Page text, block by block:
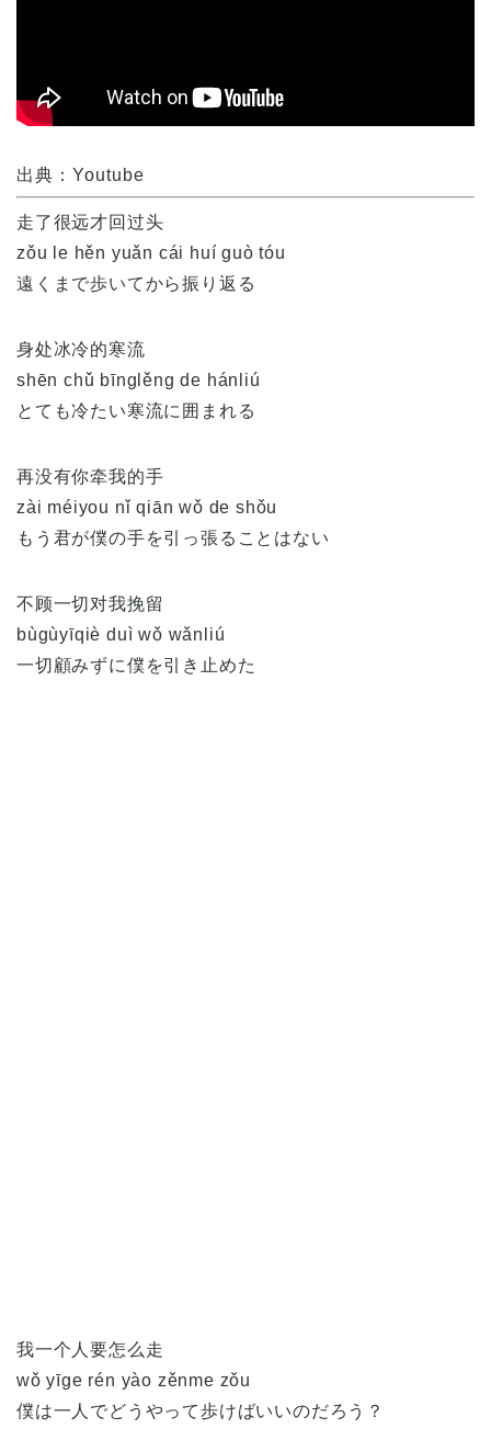
出典：Youtube
走了很远才回过头
zǒu le hěn yuǎn cái huí guò tóu
遠くまで歩いてから振り返る
身处冰冷的寒流
shēn chǔ bīnglěng de hánliú
とても冷たい寒流に囲まれる
再没有你牵我的手
zài méiyou nǐ qiān wǒ de shǒu
もう君が僕の手を引っ張ることはない
不顾一切对我挽留
bùgùyīqiè duì wǒ wǎnliú
一切顧みずに僕を引き止めた
我一个人要怎么走
wǒ yīge rén yào zěnme zǒu
僕は一人でどうやって歩けばいいのだろう？